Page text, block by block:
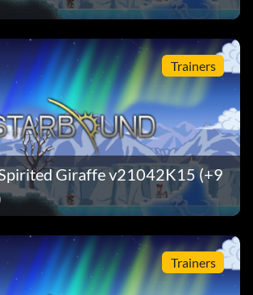
Trainers
Giraffe v21042K15 (+9
Trainers